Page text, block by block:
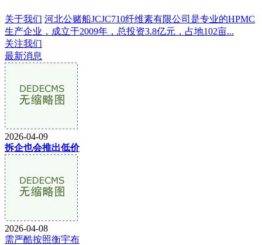
关于我们 河北公赌船JCJC710纤维素有限公司是专业的HPMC
生产企业，成立于2009年，总投资3.8亿元，占地102亩...
关注我们
最新消息
2026-04-09
拆企也会推出低价
2026-04-08
需严酷按照衡宇布